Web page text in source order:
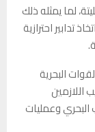
لما يمثله ذلك
تدابير احترازية
البحرية
اللازمين
البحري وعمليات